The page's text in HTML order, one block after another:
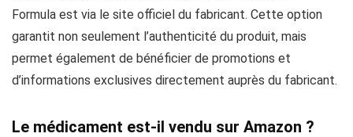
Formula est via le site officiel du fabricant. Cette option
garantit non seulement l’authenticité du produit, mais
permet également de bénéficier de promotions et
d’informations exclusives directement auprès du fabricant.
Le médicament est-il vendu sur Amazon ?